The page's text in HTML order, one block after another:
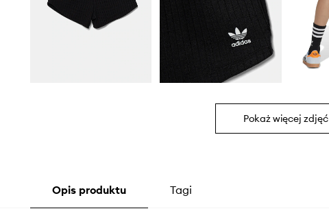
Pokaż więcej zdjęć
Opis produktu Tagi